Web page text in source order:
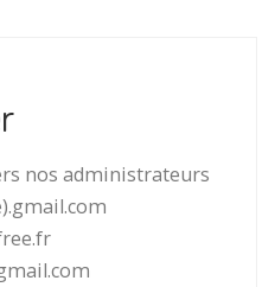
nos administrateurs